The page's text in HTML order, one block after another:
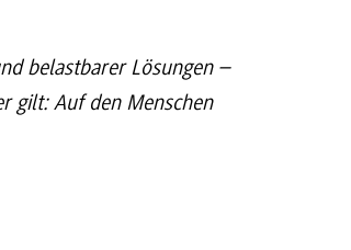
belastbarer Lösungen –
gilt: Auf den Menschen